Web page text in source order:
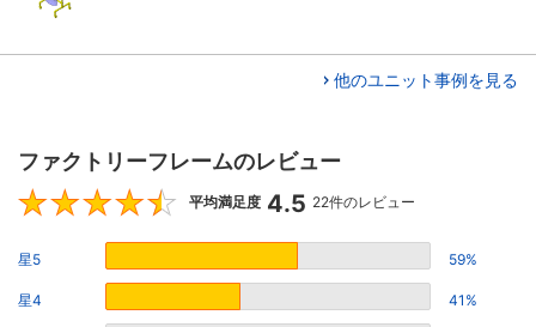
他のユニット事例を見る
ファクトリーフレームのレビュー
4.5
平均満足度 4.5 22件のレビュー
星5 59%
星4 41%